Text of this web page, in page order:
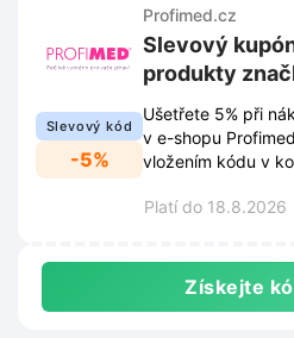
Slevový kód
-5%
Profimed.cz
Slevový
produkty
Profimed.cz
Ušetřete 5% při
v e-shopu
vložením kódu v
Platí do 18.8.2026
Získejte